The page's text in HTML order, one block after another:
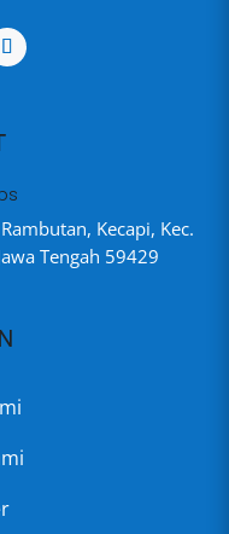
Kecapi, Kec.
Tengah 59429